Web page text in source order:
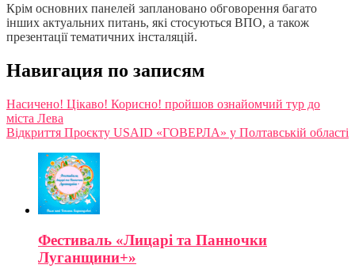
Крім основних панелей заплановано обговорення багато
інших актуальних питань, які стосуються ВПО, а також
презентації тематичних інсталяцій.
Навигация по записям
Насичено! Цікаво! Корисно! пройшов ознайомчий тур до
міста Лева
Відкриття Проєкту USAID «ГОВЕРЛА» у Полтавській області
Фестиваль «Лицарі та Панночки
Луганщини+»